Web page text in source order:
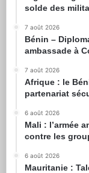
solde des
7 août 2026
Bénin –
ambassade à
7 août 2026
Afrique : le
partenariat
6 août 2026
Mali : l’armée
contre les
6 août 2026
Mauritanie :